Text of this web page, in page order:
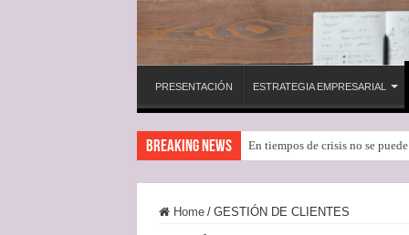
PRESENTACIÓN ESTRATEGIA EMPRESARIAL
Breaking News En tiempos de crisis no se
Home / GESTIÓN DE CLIENTES